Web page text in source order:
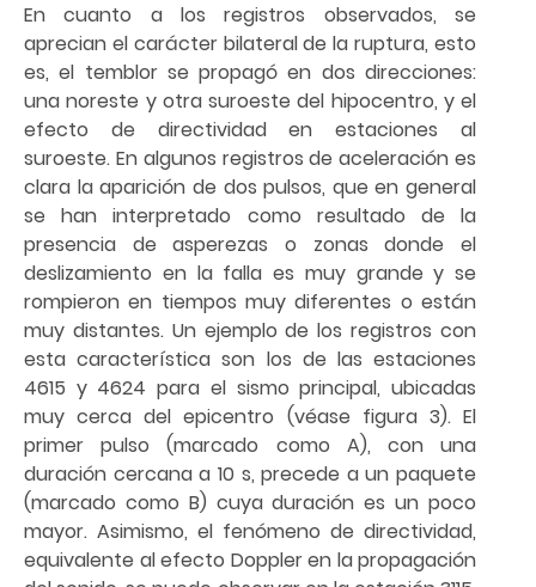
En cuanto a los registros observados, se
aprecian el carácter bilateral de la ruptura, esto
es, el temblor se propagó en dos direcciones:
una noreste y otra suroeste del hipocentro, y el
efecto de directividad en estaciones al
suroeste. En algunos registros de aceleración es
clara la aparición de dos pulsos, que en general
se han interpretado como resultado de la
presencia de asperezas o zonas donde el
deslizamiento en la falla es muy grande y se
rompieron en tiempos muy diferentes o están
muy distantes. Un ejemplo de los registros con
esta característica son los de las estaciones
4615 y 4624 para el sismo principal, ubicadas
muy cerca del epicentro (véase figura 3). El
primer pulso (marcado como A), con una
duración cercana a 10 s, precede a un paquete
(marcado como B) cuya duración es un poco
mayor. Asimismo, el fenómeno de directividad,
equivalente al efecto Doppler en la propagación